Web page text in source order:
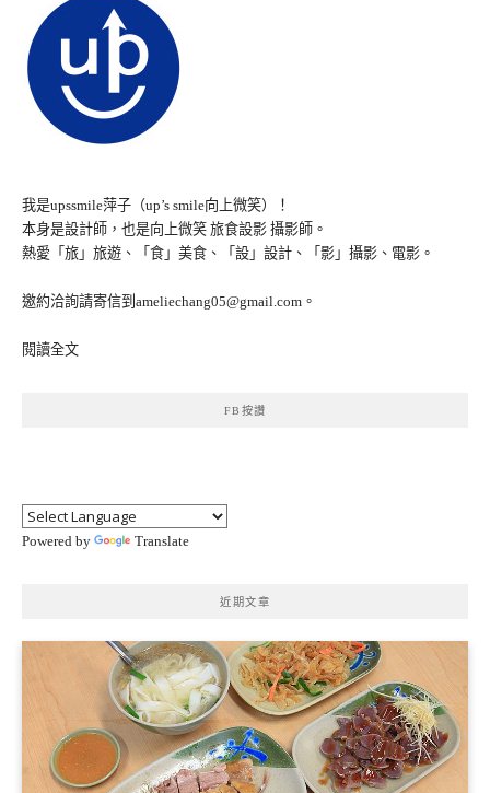
我是upssmile萍子（up’s smile向上微笑）！
本身是設計師，也是向上微笑 旅食設影 攝影師。
熱愛「旅」旅遊、「食」美食、「設」設計、「影」攝影、電影。
邀約洽詢請寄信到ameliechang05@gmail.com。
閱讀全文
FB按讚
Powered by Translate
近期文章